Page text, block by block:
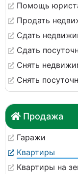
Помощь
Продать
Сдать
Сдать
Снять
Снять
Продажа
Гаражи
Квартиры
Квартиры на